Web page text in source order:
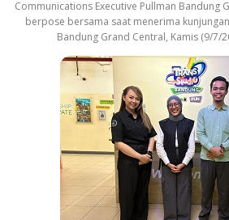
Communications Executive Pullman Bandung
berpose bersama saat menerima
Bandung Grand Central, Kamis (9/7/